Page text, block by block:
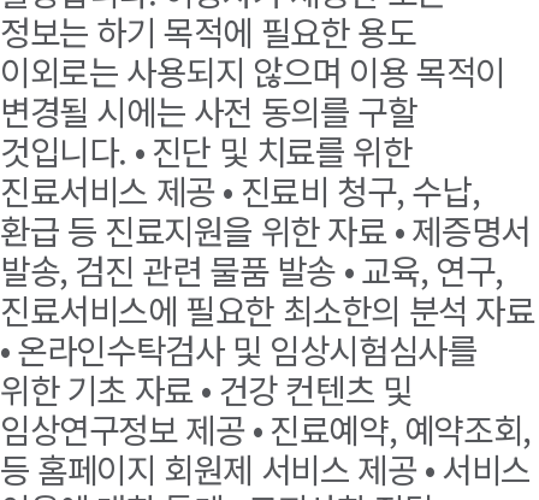
정보는 하기 목적에 필요한 용도
이외로는 사용되지 않으며 이용 목적이
변경될 시에는 사전 동의를 구할
것입니다. • 진단 및 치료를 위한
진료서비스 제공 • 진료비 청구, 수납,
환급 등 진료지원을 위한 자료 • 제증명서
발송, 검진 관련 물품 발송 • 교육, 연구,
진료서비스에 필요한 최소한의 분석 자료
• 온라인수탁검사 및 임상시험심사를
위한 기초 자료 • 건강 컨텐츠 및
임상연구정보 제공 • 진료예약, 예약조회,
등 홈페이지 회원제 서비스 제공 • 서비스